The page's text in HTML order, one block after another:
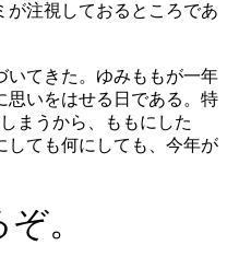
が注視しておるところであ
てきた。ゆみももが一年
思いをはせる日である。特
まうから、ももにした
しても何にしても、今年が
。